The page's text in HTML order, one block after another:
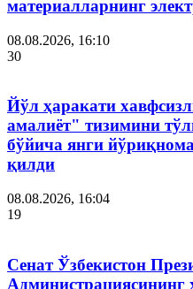
материалларнинг
08.08.2026, 16:10
30
Йўл ҳаракати
амалиёт" тизимини
бўйича янги
қилди
08.08.2026, 16:04
19
Сенат Ўзбекистон